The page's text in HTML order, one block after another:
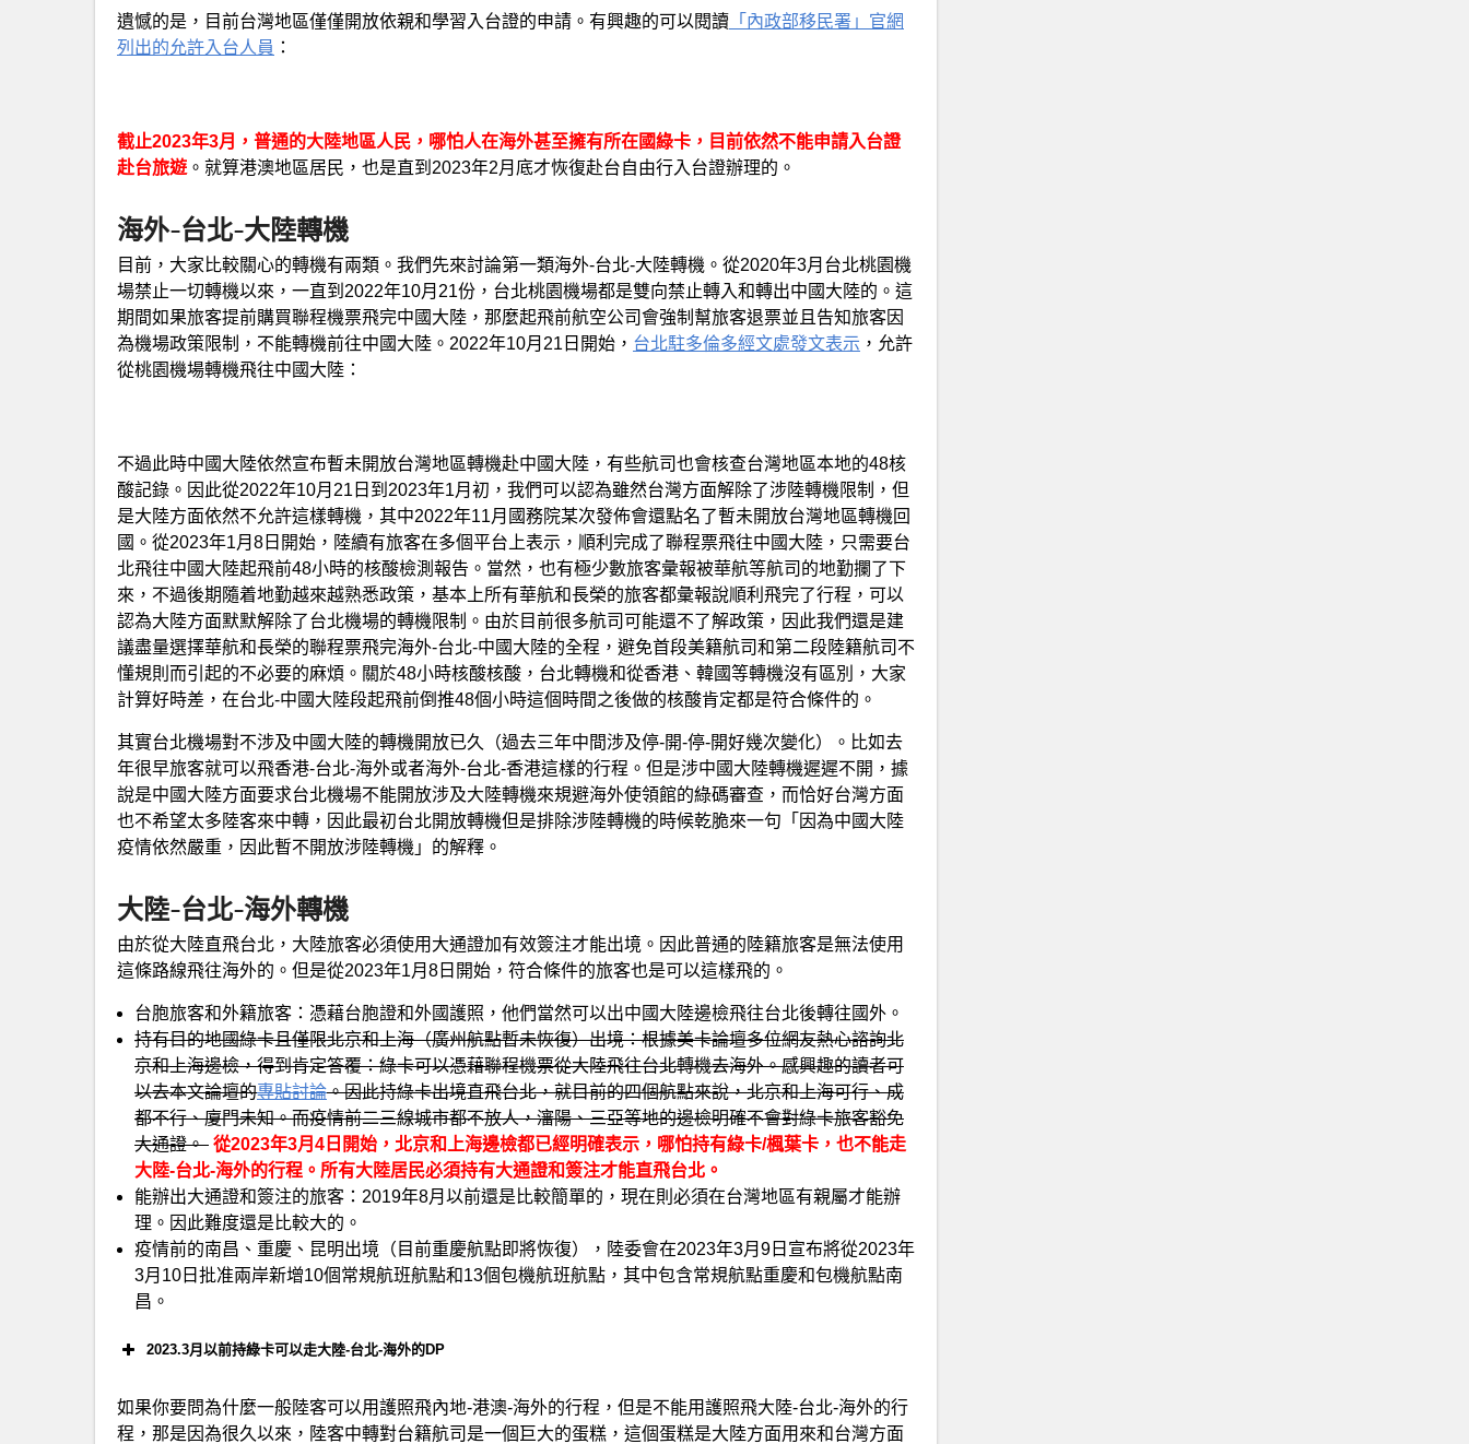
遺憾的是，目前台灣地區僅僅開放依親和學習入台證的申請。有興趣的可以閱讀 「內政部移民署」官網
列出的允許入台人員 ：
截止2023年3月，普通的大陸地區人民，哪怕人在海外甚至擁有所在國綠卡，目前依然不能申請入台證
赴台旅遊 。就算港澳地區居民，也是直到2023年2月底才恢復赴台自由行入台證辦理的。
海外-台北-大陸轉機
目前，大家比較關心的轉機有兩類。我們先來討論第一類海外-台北-大陸轉機。從2020年3月台北桃園機
場禁止一切轉機以來，一直到2022年10月21份，台北桃園機場都是雙向禁止轉入和轉出中國大陸的。這
期間如果旅客提前購買聯程機票飛完中國大陸，那麼起飛前航空公司會強制幫旅客退票並且告知旅客因
為機場政策限制，不能轉機前往中國大陸。2022年10月21日開始， 台北駐多倫多經文處發文表示 ，允許
從桃園機場轉機飛往中國大陸：
不過此時中國大陸依然宣布暫未開放台灣地區轉機赴中國大陸，有些航司也會核查台灣地區本地的48核
酸記錄。因此從2022年10月21日到2023年1月初，我們可以認為雖然台灣方面解除了涉陸轉機限制，但
是大陸方面依然不允許這樣轉機，其中2022年11月國務院某次發佈會還點名了暫未開放台灣地區轉機回
國。從2023年1月8日開始，陸續有旅客在多個平台上表示，順利完成了聯程票飛往中國大陸，只需要台
北飛往中國大陸起飛前48小時的核酸檢測報告。當然，也有極少數旅客彙報被華航等航司的地勤攔了下
來，不過後期隨着地勤越來越熟悉政策，基本上所有華航和長榮的旅客都彙報說順利飛完了行程，可以
認為大陸方面默默解除了台北機場的轉機限制。由於目前很多航司可能還不了解政策，因此我們還是建
議盡量選擇華航和長榮的聯程票飛完海外-台北-中國大陸的全程，避免首段美籍航司和第二段陸籍航司不
懂規則而引起的不必要的麻煩。關於48小時核酸核酸，台北轉機和從香港、韓國等轉機沒有區別，大家
計算好時差，在台北-中國大陸段起飛前倒推48個小時這個時間之後做的核酸肯定都是符合條件的。
其實台北機場對不涉及中國大陸的轉機開放已久（過去三年中間涉及停-開-停-開好幾次變化）。比如去
年很早旅客就可以飛香港-台北-海外或者海外-台北-香港這樣的行程。但是涉中國大陸轉機遲遲不開，據
說是中國大陸方面要求台北機場不能開放涉及大陸轉機來規避海外使領館的綠碼審查，而恰好台灣方面
也不希望太多陸客來中轉，因此最初台北開放轉機但是排除涉陸轉機的時候乾脆來一句「因為中國大陸
疫情依然嚴重，因此暫不開放涉陸轉機」的解釋。
大陸-台北-海外轉機
由於從大陸直飛台北，大陸旅客必須使用大通證加有效簽注才能出境。因此普通的陸籍旅客是無法使用
這條路線飛往海外的。但是從2023年1月8日開始，符合條件的旅客也是可以這樣飛的。
台胞旅客和外籍旅客：憑藉台胞證和外國護照，他們當然可以出中國大陸邊檢飛往台北後轉往國外。
持有目的地國綠卡且僅限北京和上海（廣州航點暫未恢復）出境：根據美卡論壇多位網友熱心諮詢北
京和上海邊檢，得到肯定答覆：綠卡可以憑藉聯程機票從大陸飛往台北轉機去海外。感興趣的讀者可
以去本文論壇的專貼討論。因此持綠卡出境直飛台北，就目前的四個航點來說，北京和上海可行、成
都不行、廈門未知。而疫情前二三線城市都不放人，瀋陽、三亞等地的邊檢明確不會對綠卡旅客豁免
大通證。 從2023年3月4日開始，北京和上海邊檢都已經明確表示，哪怕持有綠卡/楓葉卡，也不能走
大陸-台北-海外的行程。所有大陸居民必須持有大通證和簽注才能直飛台北。
能辦出大通證和簽注的旅客：2019年8月以前還是比較簡單的，現在則必須在台灣地區有親屬才能辦
理。因此難度還是比較大的。
疫情前的南昌、重慶、昆明出境（目前重慶航點即將恢復），陸委會在2023年3月9日宣布將從2023年
3月10日批准兩岸新增10個常規航班航點和13個包機航班航點，其中包含常規航點重慶和包機航點南
昌。
2023.3月以前持綠卡可以走大陸-台北-海外的DP
如果你要問為什麼一般陸客可以用護照飛內地-港澳-海外的行程，但是不能用護照飛大陸-台北-海外的行
程，那是因為很久以來，陸客中轉對台籍航司是一個巨大的蛋糕，這個蛋糕是大陸方面用來和台灣方面